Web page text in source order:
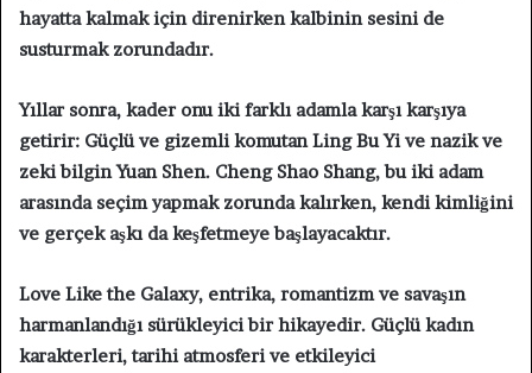
hayatta kalmak için direnirken kalbinin sesini de
susturmak zorundadır.
Yıllar sonra, kader onu iki farklı adamla karşı karşıya
getirir: Güçlü ve gizemli komutan Ling Bu Yi ve nazik ve
zeki bilgin Yuan Shen. Cheng Shao Shang, bu iki adam
arasında seçim yapmak zorunda kalırken, kendi kimliğini
ve gerçek aşkı da keşfetmeye başlayacaktır.
Love Like the Galaxy, entrika, romantizm ve savaşın
harmanlandığı sürükleyici bir hikayedir. Güçlü kadın
karakterleri, tarihi atmosferi ve etkileyici